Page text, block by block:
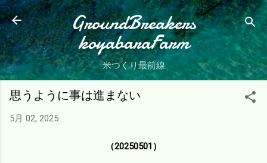
スキップしてメイン コンテンツに移動
GroundBreakers
koyabaraFarm
米つくり最前線
思うように事は進まない
5月 02, 2025
（20250501）